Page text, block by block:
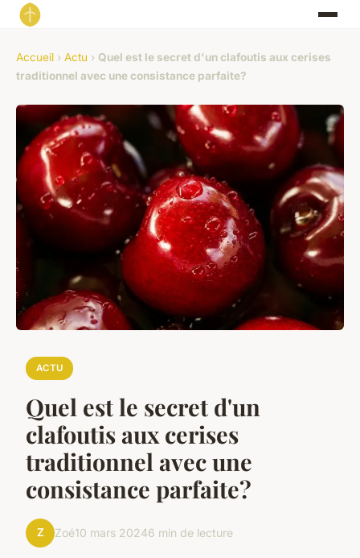
Accueil › Actu › Quel est le secret d'un clafoutis aux cerises
traditionnel avec une consistance parfaite?
ACTU
Quel est le secret d'un
clafoutis aux cerises
traditionnel avec une
consistance parfaite?
Z Zoé10 mars 20246 min de lecture